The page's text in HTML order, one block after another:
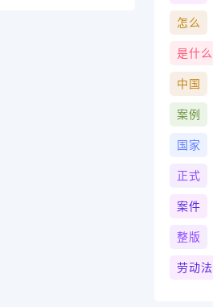
怎么
是什么
中国
案例
国家
正式
案件
整版
劳动法